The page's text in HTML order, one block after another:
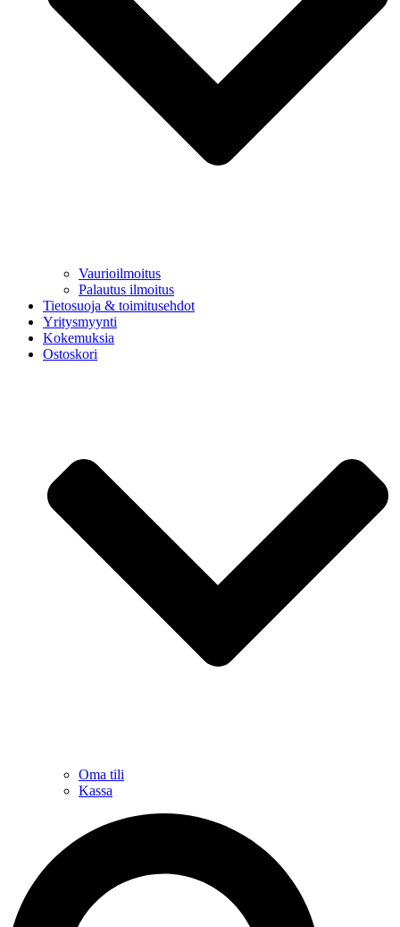
Vaurioilmoitus
Palautus ilmoitus
Tietosuoja & toimitusehdot
Yritysmyynti
Kokemuksia
Ostoskori
Oma tili
Kassa